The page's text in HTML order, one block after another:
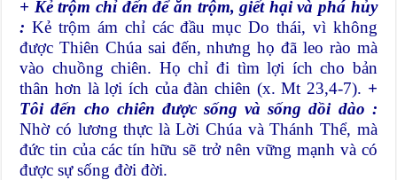
+ Kẻ trộm chỉ đến để ăn trộm, giết hại và phá hủy
: Kẻ trộm ám chỉ các đầu mục Do thái, vì không
được Thiên Chúa sai đến, nhưng họ đã leo rào mà
vào chuồng chiên. Họ chỉ đi tìm lợi ích cho bản
thân hơn là lợi ích của đàn chiên (x. Mt 23,4-7). +
Tôi đến cho chiên được sống và sống dồi dào :
Nhờ có lương thực là Lời Chúa và Thánh Thể, mà
đức tin của các tín hữu sẽ trở nên vững mạnh và có
được sự sống đời đời.